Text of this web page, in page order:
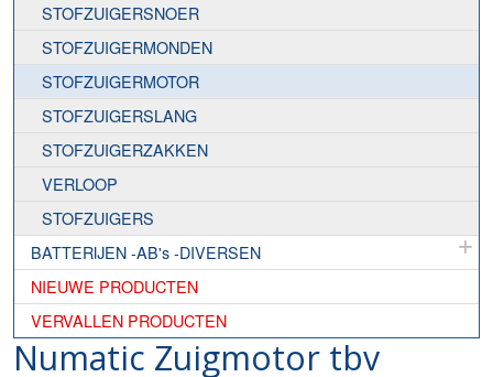
STOFZUIGERSNOER
STOFZUIGERMONDEN
STOFZUIGERMOTOR
STOFZUIGERSLANG
STOFZUIGERZAKKEN
VERLOOP
STOFZUIGERS
BATTERIJEN -AB's -DIVERSEN
NIEUWE PRODUCTEN
VERVALLEN PRODUCTEN
Numatic Zuigmotor tbv